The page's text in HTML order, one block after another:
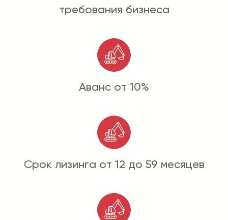
требования бизнеса
Аванс от 10%
Срок лизинга от 12 до 59 месяцев